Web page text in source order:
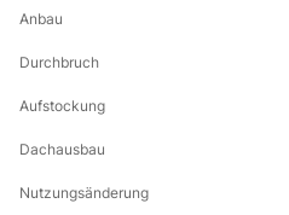
Anbau
Durchbruch
Aufstockung
Dachausbau
Nutzungsänderung